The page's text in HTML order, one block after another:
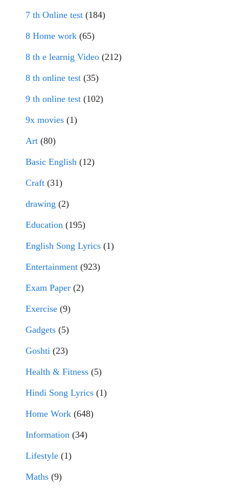
7 th Online test (184)
8 Home work (65)
8 th e learnig Video (212)
8 th online test (35)
9 th online test (102)
9x movies (1)
Art (80)
Basic English (12)
Craft (31)
drawing (2)
Education (195)
English Song Lyrics (1)
Entertainment (923)
Exam Paper (2)
Exercise (9)
Gadgets (5)
Goshti (23)
Health & Fitness (5)
Hindi Song Lyrics (1)
Home Work (648)
Information (34)
Lifestyle (1)
Maths (9)